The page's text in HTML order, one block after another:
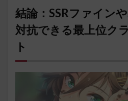
結論：SSRファイン
対抗できる最上位ク
ト